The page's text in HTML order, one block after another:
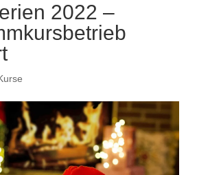
2022 –